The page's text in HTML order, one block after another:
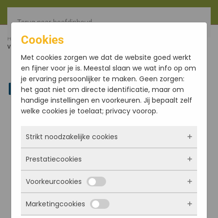
Terug naar hoofdinhoud
HOME BODYCARE
VIJZEL, Ø 10CM
Linkedin
Cookies
Met cookies zorgen we dat de website goed werkt
en fijner voor je is. Meestal slaan we wat info op om
je ervaring persoonlijker te maken. Geen zorgen:
het gaat niet om directe identificatie, maar om
handige instellingen en voorkeuren. Jij bepaalt zelf
welke cookies je toelaat; privacy voorop.
Strikt noodzakelijke cookies
Deze cookies zorgen ervoor dat de website
überhaupt werkt. Ze zijn dus altijd actief en
kunnen niet worden uitgezet. Meestal worden
ze alleen geplaatst als jij iets doet, zoals
inloggen, een formulier invullen of je
Prestatiecookies
Met deze cookies zien we hoe vaak onze site
bezocht wordt, waar bezoekers vandaan
komen en welke pagina’s populair zijn. Zo
Voorkeurcookies
Deze cookies onthouden jouw voorkeuren.
Marketingcookies